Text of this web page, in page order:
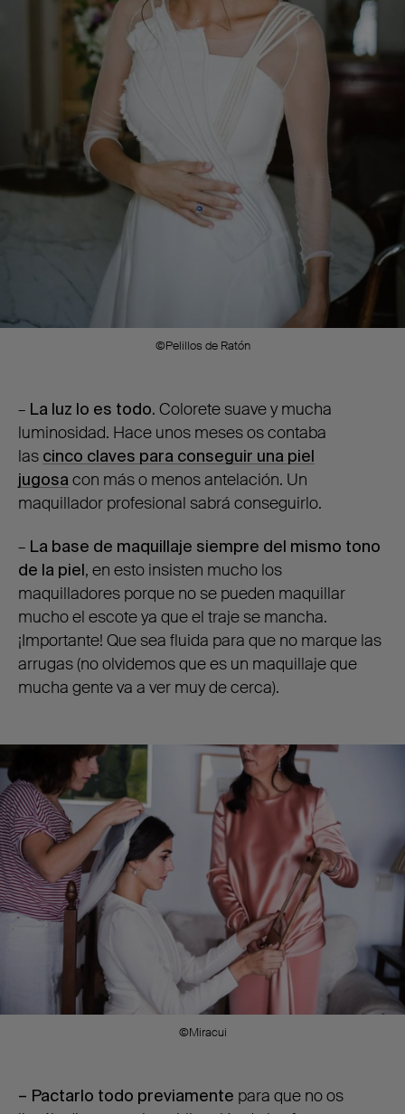
©Pelillos de Ratón
– La luz lo es todo. Colorete suave y mucha
luminosidad. Hace unos meses os contaba
las cinco claves para conseguir una piel
jugosa con más o menos antelación. Un
maquillador profesional sabrá conseguirlo.
– La base de maquillaje siempre del mismo tono
de la piel, en esto insisten mucho los
maquilladores porque no se pueden maquillar
mucho el escote ya que el traje se mancha.
¡Importante! Que sea fluida para que no marque las
arrugas (no olvidemos que es un maquillaje que
mucha gente va a ver muy de cerca).
©Miracui
– Pactarlo todo previamente para que no os